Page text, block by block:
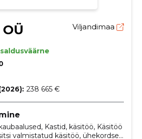
Viljandimaa
238 665 €
Kastid, käsitöö, Käsitöö
valmistatud käsitöö, ühekordsed